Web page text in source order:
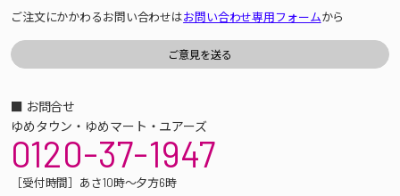
ご注文にかかわるお問い合わせはお問い合わせ専用フォームから
■ お問合せ
ゆめタウン・ゆめマート・ユアーズ
0120-37-1947
［受付時間］あさ10時～夕方6時